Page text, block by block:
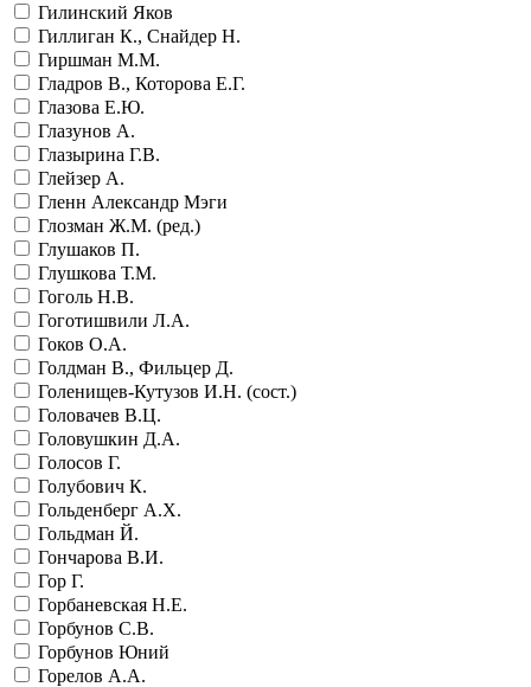
Гилинский Яков
Гиллиган К., Снайдер Н.
Гиршман М.М.
Гладров В., Которова Е.Г.
Глазова Е.Ю.
Глазунов А.
Глазырина Г.В.
Глейзер А.
Гленн Александр Мэги
Глозман Ж.М. (ред.)
Глушаков П.
Глушкова Т.М.
Гоголь Н.В.
Гоготишвили Л.А.
Гоков О.А.
Голдман В., Фильцер Д.
Голенищев-Кутузов И.Н. (сост.)
Головачев В.Ц.
Головушкин Д.А.
Голосов Г.
Голубович К.
Гольденберг А.Х.
Гольдман Й.
Гончарова В.И.
Гор Г.
Горбаневская Н.Е.
Горбунов С.В.
Горбунов Юний
Горелов А.А.